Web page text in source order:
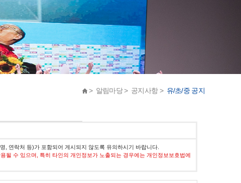
> 알림마당 > 공지사항 > 유/초/중 공지
, 연락처 등)가 포함되어 게시되지 않도록 유의하시기 바랍니다.
될 수 있으며, 특히 타인의 개인정보가 노출되는 경우에는 개인정보보호법에